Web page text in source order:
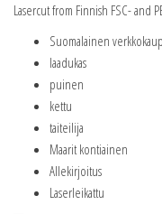
Lasercut from Finnish FSC- and
Suomalainen
laadukas
puinen
kettu
taiteilija
Maarit kontiainen
Allekirjoitus
Laserleikattu